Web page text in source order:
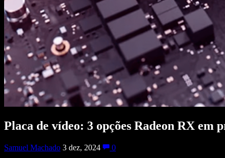
Placa de vídeo: 3 opções Radeon RX em
Samuel Machado 3 dez, 2024 0